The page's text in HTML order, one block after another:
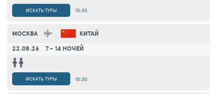
15:30
ИСКАТЬ ТУРЫ
МОСКВА
КИТАЙ
22.08.26
7 - 14 НОЧЕЙ
15:30
ИСКАТЬ ТУРЫ